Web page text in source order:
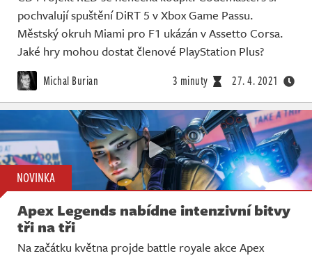
pochvalují spuštění DiRT 5 v Xbox Game Passu.
Městský okruh Miami pro F1 ukázán v Assetto Corsa.
Jaké hry mohou dostat členové PlayStation Plus?
Michal Burian 3 minuty 27. 4. 2021
NOVINKA
Apex Legends nabídne intenzivní bitvy
tři na tři
Na začátku května projde battle royale akce Apex